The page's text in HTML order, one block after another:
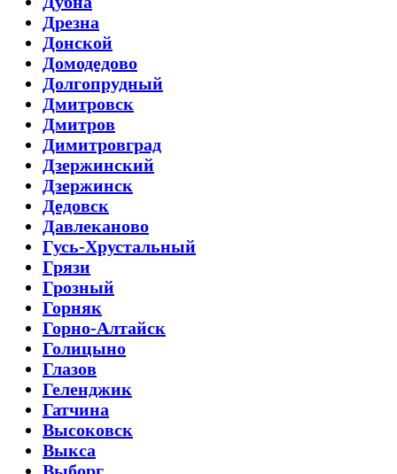
Дрезна
Донской
Домодедово
Долгопрудный
Дмитровск
Дмитров
Димитровград
Дзержинский
Дзержинск
Дедовск
Давлеканово
Гусь-Хрустальный
Грязи
Грозный
Горняк
Горно-Алтайск
Голицыно
Глазов
Геленджик
Гатчина
Высоковск
Выкса